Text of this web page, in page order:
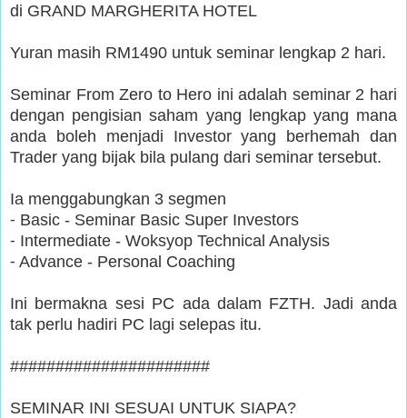
di GRAND MARGHERITA HOTEL
Yuran masih RM1490 untuk seminar lengkap 2 hari.
Seminar From Zero to Hero ini adalah seminar 2 hari
dengan pengisian saham yang lengkap yang mana
anda boleh menjadi Investor yang berhemah dan
Trader yang bijak bila pulang dari seminar tersebut.
Ia menggabungkan 3 segmen
⁃ Basic - Seminar Basic Super Investors
⁃ Intermediate - Woksyop Technical Analysis
⁃ Advance - Personal Coaching
Ini bermakna sesi PC ada dalam FZTH. Jadi anda
tak perlu hadiri PC lagi selepas itu.
######################
SEMINAR INI SESUAI UNTUK SIAPA?